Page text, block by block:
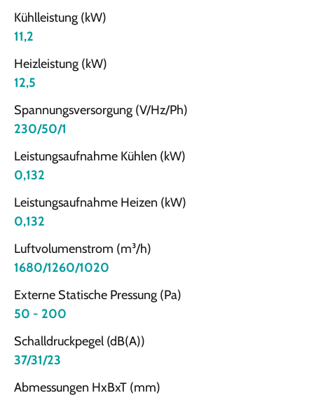
Kühlleistung (kW)
11,2
Heizleistung (kW)
12,5
Spannungsversorgung (V/Hz/Ph)
230/50/1
Leistungsaufnahme Kühlen (kW)
0,132
Leistungsaufnahme Heizen (kW)
0,132
Luftvolumenstrom (m³/h)
1680/1260/1020
Externe Statische Pressung (Pa)
50 - 200
Schalldruckpegel (dB(A))
37/31/23
Abmessungen HxBxT (mm)